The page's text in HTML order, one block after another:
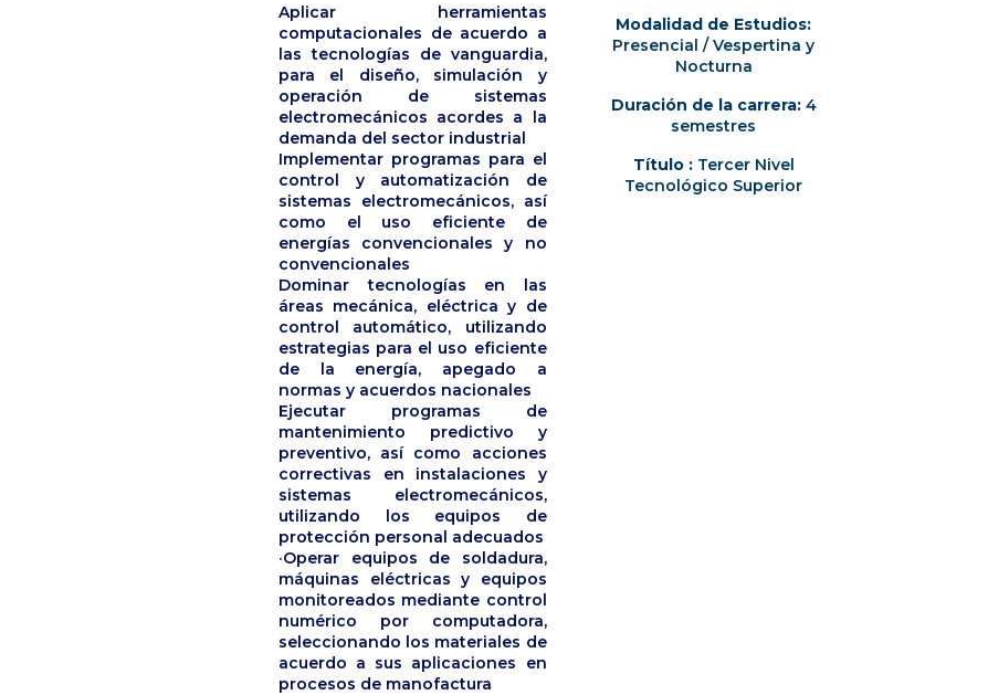
Aplicar herramientas
computacionales de acuerdo a
las tecnologías de vanguardia,
para el diseño, simulación y
operación de sistemas
electromecánicos acordes a la
demanda del sector industrial
Implementar programas para el
control y automatización de
sistemas electromecánicos, así
como el uso eficiente de
energías convencionales y no
convencionales
Dominar tecnologías en las
áreas mecánica, eléctrica y de
control automático, utilizando
estrategias para el uso eficiente
de la energía, apegado a
normas y acuerdos nacionales
Ejecutar programas de
mantenimiento predictivo y
preventivo, así como acciones
correctivas en instalaciones y
sistemas electromecánicos,
utilizando los equipos de
protección personal adecuados
·Operar equipos de soldadura,
máquinas eléctricas y equipos
monitoreados mediante control
numérico por computadora,
seleccionando los materiales de
acuerdo a sus aplicaciones en
procesos de manofactura
Modalidad de Estudios:
Presencial / Vespertina y
Nocturna
Duración de la carrera:4
semestres
Título :Tercer Nivel
Tecnológico Superior